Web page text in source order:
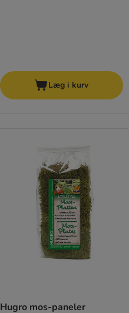
Læg i kurv
Hugro mos-paneler